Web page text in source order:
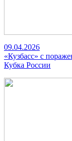
09.04.2026
«Кузбасс» с
Кубка России